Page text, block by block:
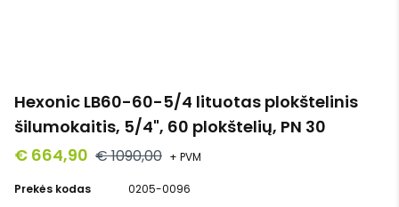
Hexonic LB60-60-5/4 lituotas plokštelinis
šilumokaitis, 5/4", 60 plokštelių, PN 30
€ 664,90 € 1090,00 + PVM
Prekės kodas
0205-0096